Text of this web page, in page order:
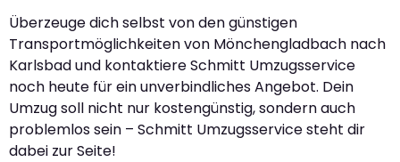
Überzeuge dich selbst von den günstigen
Transportmöglichkeiten von Mönchengladbach nach
Karlsbad und kontaktiere Schmitt Umzugsservice
noch heute für ein unverbindliches Angebot. Dein
Umzug soll nicht nur kostengünstig, sondern auch
problemlos sein – Schmitt Umzugsservice steht dir
dabei zur Seite!